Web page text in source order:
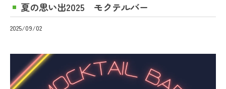
夏の思い出2025 モクテルバー
2025/09/02